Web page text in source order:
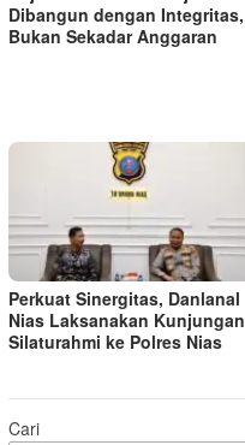
Dibangun dengan Integritas,
Bukan Sekadar Anggaran
Perkuat Sinergitas, Danlanal
Nias Laksanakan Kunjungan
Silaturahmi ke Polres Nias
Cari